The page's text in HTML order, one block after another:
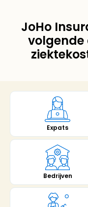
JoHo
volgende
Expats
Bedrijven